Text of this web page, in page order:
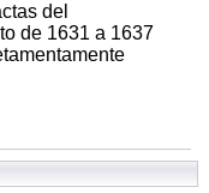
del
de 1631 a 1637